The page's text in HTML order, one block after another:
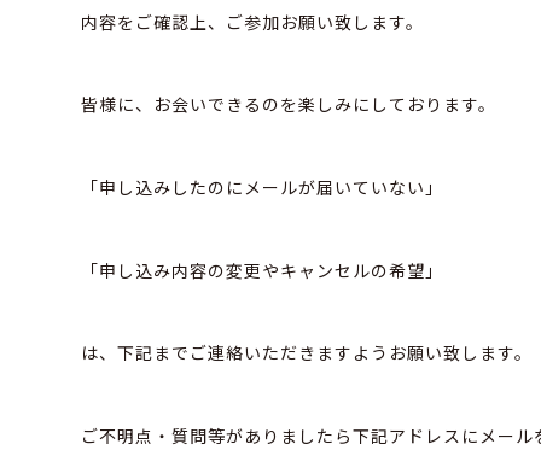
内容をご確認上、ご参加お願い致します。
皆様に、お会いできるのを楽しみにしております。
「申し込みしたのにメールが届いていない」
「申し込み内容の変更やキャンセルの希望」
は、下記までご連絡いただきますようお願い致します。
ご不明点・質問等がありましたら下記アドレスにメー